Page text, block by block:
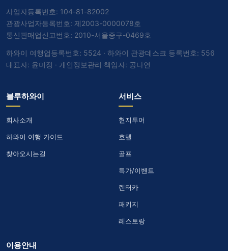
사업자등록번호: 104-81-82002
관광사업자등록번호: 제2003-0000078호
통신판매업신고번호: 2010-서울중구-0469호
하와이 여행업등록번호: 5524 · 하와이 관광데스크 등록번호: 556
대표자: 윤미정 · 개인정보관리 책임자: 공나연
블루하와이
회사소개
하와이 여행 가이드
찾아오시는길
서비스
현지투어
호텔
골프
특가/이벤트
렌터카
패키지
레스토랑
이용안내